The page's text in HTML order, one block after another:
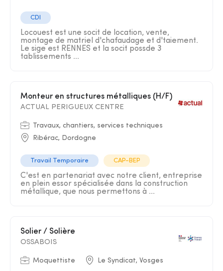
CDI
Locouest est une socit de location, vente,
montage de matriel d'chafaudage et d'taiement.
Le sige est RENNES et la socit possde 3
tablissements ...
Monteur en structures métalliques (H/F)
ACTUAL PERIGUEUX CENTRE
Travaux, chantiers, services techniques
Ribérac, Dordogne
Travail Temporaire CAP-BEP
C'est en partenariat avec notre client, entreprise
en plein essor spécialisée dans la construction
métallique, que nous permettons à ...
Solier / Solière
OSSABOIS
Moquettiste Le Syndicat, Vosges